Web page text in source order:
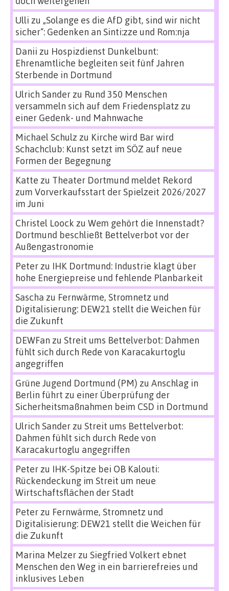
Ulli zu „Solange es die AfD gibt, sind wir nicht
sicher“: Gedenken an Sinti:zze und Rom:nja
Danii zu Hospizdienst Dunkelbunt:
Ehrenamtliche begleiten seit fünf Jahren
Sterbende in Dortmund
Ulrich Sanderzu Rund 350 Menschen
versammeln sich auf dem Friedensplatz zu
einer Gedenk- und Mahnwache
Michael Schulz zu Kirche wird Bar wird
Schachclub: Kunst setzt im SÖZ auf neue
Formen der Begegnung
Katte zu Theater Dortmund meldet Rekord
zum Vorverkaufsstart der Spielzeit 2026/2027
im Juni
Christel Loock zu Wem gehört die Innenstadt?
Dortmund beschließt Bettelverbot vor der
Außengastronomie
Peterzu IHK Dortmund: Industrie klagt über
hohe Energiepreise und fehlende Planbarkeit
Sascha zu Fernwärme, Stromnetz und
Digitalisierung: DEW21 stellt die Weichen für
die Zukunft
DEWFan zu Streit ums Bettelverbot: Dahmen
fühlt sich durch Rede von Karacakurtoglu
angegriffen
Grüne Jugend Dortmund (PM) zu Anschlag in
Berlin führt zu einer Überprüfung der
Sicherheitsmaßnahmen beim CSD in Dortmund
Ulrich Sanderzu Streit ums Bettelverbot:
Dahmen fühlt sich durch Rede von
Karacakurtoglu angegriffen
Peterzu IHK-Spitze bei OB Kalouti:
Rückendeckung im Streit um neue
Wirtschaftsflächen der Stadt
Peterzu Fernwärme, Stromnetz und
Digitalisierung: DEW21 stellt die Weichen für
die Zukunft
Marina Melzerzu Siegfried Volkert ebnet
Menschen den Weg in ein barrierefreies und
inklusives Leben